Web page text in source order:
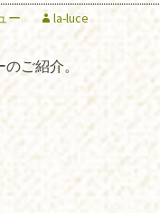
ー la-luce
ご紹介。